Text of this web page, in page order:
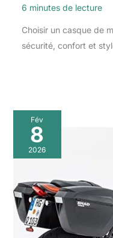
6 minutes de lecture
Choisir un casque de
sécurité, confort et
Fév
8
2026